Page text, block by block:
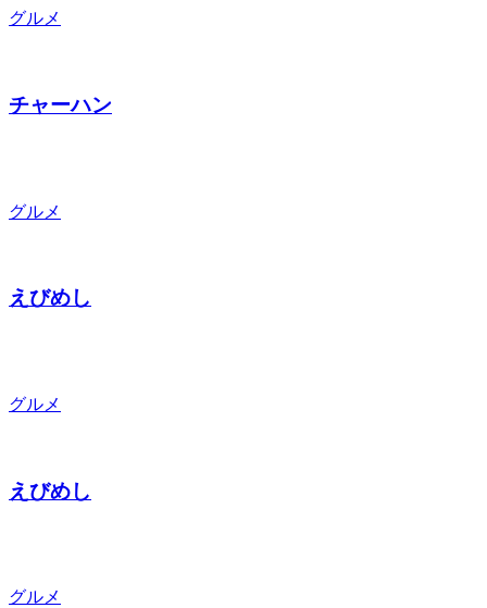
グルメ
チャーハン
グルメ
えびめし
グルメ
えびめし
グルメ